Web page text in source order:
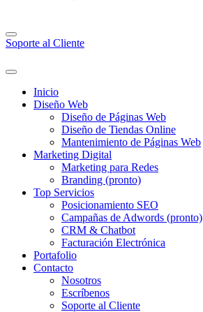
Soporte al Cliente
Inicio
Diseño Web
Diseño de Páginas Web
Diseño de Tiendas Online
Mantenimiento de Páginas Web
Marketing Digital
Marketing para Redes
Branding (pronto)
Top Servicios
Posicionamiento SEO
Campañas de Adwords (pronto)
CRM & Chatbot
Facturación Electrónica
Portafolio
Contacto
Nosotros
Escríbenos
Soporte al Cliente